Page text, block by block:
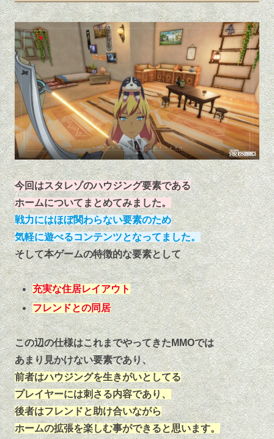
今回はスタレゾのハウジング要素である
ホームについてまとめてみました。
戦力にはほぼ関わらない要素のため
気軽に遊べるコンテンツとなってました。
そして本ゲームの特徴的な要素として
充実な住居レイアウト
フレンドとの同居
この辺の仕様はこれまでやってきたMMOでは
あまり見かけない要素であり、
前者はハウジングを生きがいとしてる
プレイヤーには刺さる内容であり、
後者はフレンドと助け合いながら
ホームの拡張を楽しむ事ができると思います。